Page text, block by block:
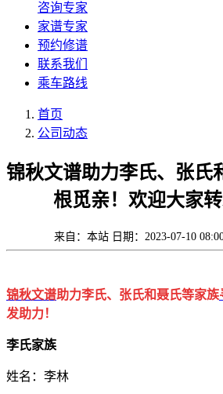
咨询专家
家谱专家
预约修谱
联系我们
乘车路线
首页
公司动态
锦秋文谱助力李氏、张氏
根觅亲！欢迎大家转
来自：本站 日期：2023-07-10
锦秋文谱助力李氏、张氏和聂氏等家族
发助力！
李氏家族
姓名：李林